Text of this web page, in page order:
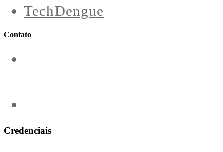
TechDengue
Contato
Credenciais